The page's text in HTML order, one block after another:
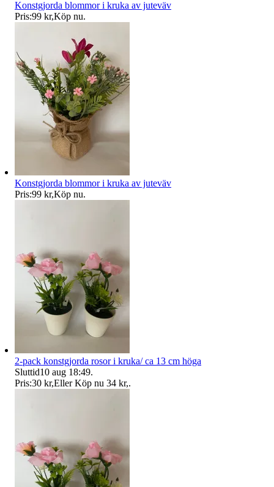
Konstgjorda blommor i kruka av juteväv
Pris:99 kr,Köp nu.
Konstgjorda blommor i kruka av juteväv
Pris:99 kr,Köp nu.
2-pack konstgjorda rosor i kruka/ ca 13 cm höga
Sluttid10 aug 18:49.
Pris:30 kr,Eller Köp nu 34 kr,.